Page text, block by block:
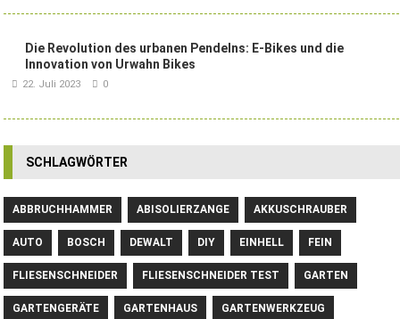
Die Revolution des urbanen Pendelns: E-Bikes und die
Innovation von Urwahn Bikes
22. Juli 2023 0
SCHLAGWÖRTER
ABBRUCHHAMMER ABISOLIERZANGE AKKUSCHRAUBER
AUTO BOSCH DEWALT DIY EINHELL FEIN
FLIESENSCHNEIDER FLIESENSCHNEIDER TEST GARTEN
GARTENGERÄTE GARTENHAUS GARTENWERKZEUG